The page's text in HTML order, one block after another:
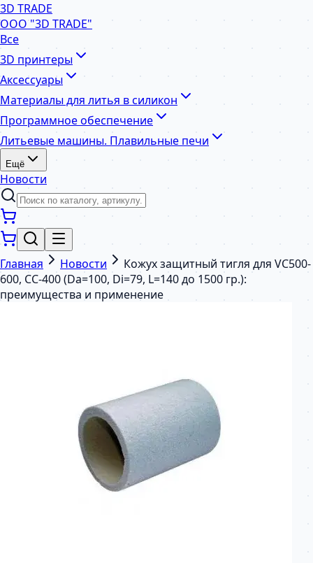
3D TRADE
ООО "3D TRADE"
Все
3D принтеры
Аксессуары
Материалы для литья в силикон
Программное обеспечение
Литьевые машины. Плавильные печи
Ещё
Новости
Главная Новости
Кожух защитный тигля для VС500-
600, СС-400 (Da=100, Di=79, L=140 до 1500 гр.):
преимущества и применение